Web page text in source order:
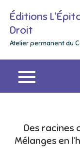
content
Éditions
Droit
Atelier permanent du
Des racines
Mélanges en